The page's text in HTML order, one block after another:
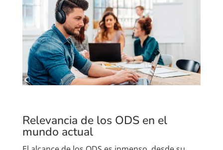
Relevancia de los ODS en el
mundo actual